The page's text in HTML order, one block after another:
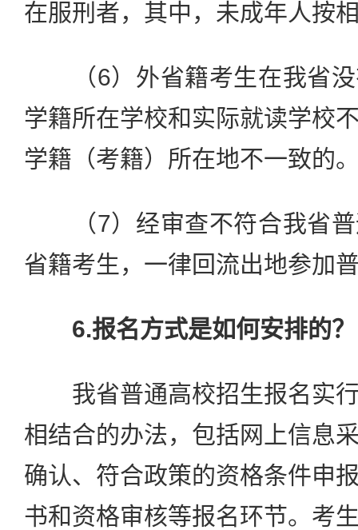
在服刑者，其中，未成年人按
（6）外省籍考生在我省没
学籍所在学校和实际就读学校
学籍（考籍）所在地不一致的
（7）经审查不符合我省普
省籍考生，一律回流出地参加
6.报名方式是如何安排的？
我省普通高校招生报名实行
相结合的办法，包括网上信息
确认、符合政策的资格条件申
书和资格审核等报名环节。考